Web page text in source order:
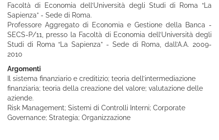
Facoltà di Economia dell’Università degli Studi di Roma “La
Sapienza” - Sede di Roma.
Professore Aggregato di Economia e Gestione della Banca -
SECS-P/11, presso la Facoltà di Economia dell’Università degli
Studi di Roma “La Sapienza” - Sede di Roma, dall’A.A. 2009-
2010
Argomenti
Il sistema finanziario e creditizio; teoria dell’intermediazione
finanziaria; teoria della creazione del valore; valutazione delle
aziende.
Risk Management; Sistemi di Controlli Interni; Corporate
Governance; Strategia; Organizzazione